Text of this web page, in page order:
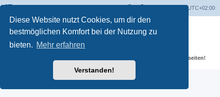
Diese Website nutzt Cookies, um dir den
bestmöglichen Komfort bei der Nutzung zu
bieten. Mehr erfahren
Verstanden!
UTC+02:00
® Forum Software © phpBB Limited
Deutsche Übersetzung durchphpBB.de
Datenschutz
Datenschutzbestimmungen und weiteren Regeln der externen Webseiten!